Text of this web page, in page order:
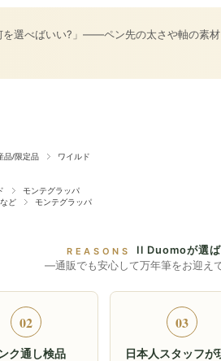
を選べばいい?」――ペン先の太さや軸の素
品/限定品
ワイルド
モンテグラッパ
ど
モンテグラッパ
REASONS Il Duomoが選
―通販でも安心して万年筆をお迎え
02
ク通し検品
03
日本人スタッフが